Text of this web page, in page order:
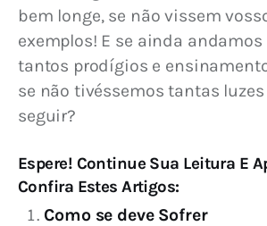
bem longe, se não vissem
exemplos! E se ainda
tantos prodígios e
se não tivéssemos tantas luzes
seguir?
Espere! Continue Sua Leitura E
Confira Estes Artigos:
Como se deve Sofrer